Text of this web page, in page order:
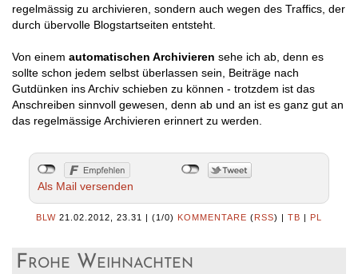
regelmässig zu archivieren, sondern auch wegen des Traffics, der
durch übervolle Blogstartseiten entsteht.
Von einem automatischen Archivieren sehe ich ab, denn es
sollte schon jedem selbst überlassen sein, Beiträge nach
Gutdünken ins Archiv schieben zu können - trotzdem ist das
Anschreiben sinnvoll gewesen, denn ab und an ist es ganz gut an
das regelmässige Archivieren erinnert zu werden.
Als Mail versenden
BLW 21.02.2012, 23.31 | (1/0) KOMMENTARE (RSS) | TB | PL
Frohe Weihnachten